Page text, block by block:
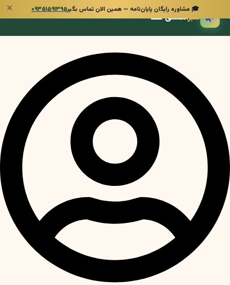
🎓 مشاوره رایگان پایان‌نامه — همین الان تماس بگیر۰۹۳۵۱۵۹۱۳۹۵ ✕
🌿 سبزانگشتی